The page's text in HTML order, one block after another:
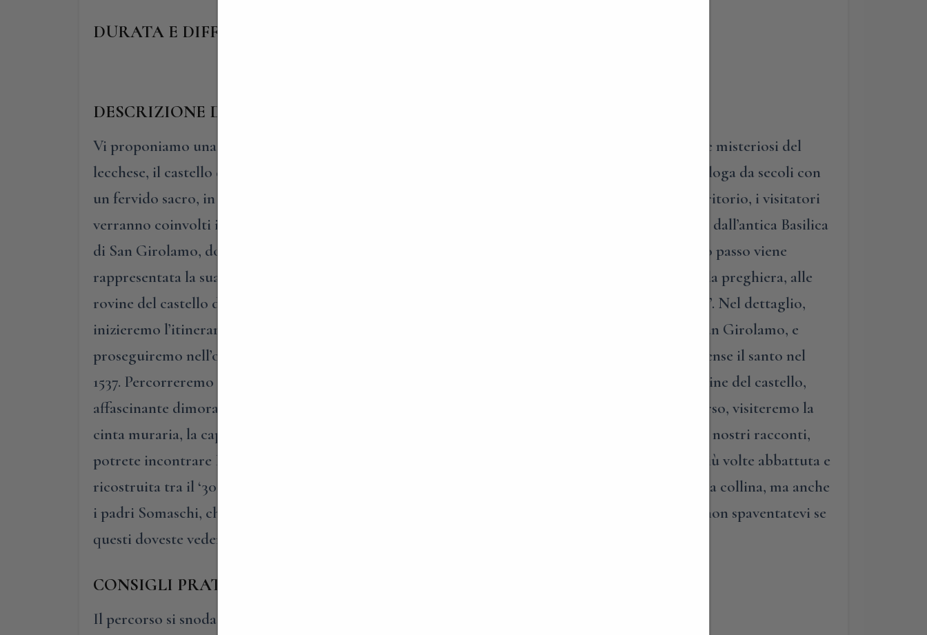
DURATA E DIFFICOLTA’: 2 ore – medio/bassa
DESCRIZIONE DELLA PASSEGGIATA
Vi proponiamo una passeggiata culturale, con visita guidata, in uno dei luoghi più “contrastanti” e misteriosi del
lecchese, il castello di Somasca di Vercurago, dove l’austero profano, di manzoniana memoria, dialoga da secoli con
un fervido sacro, in ricordo di San Girolamo. Qui, da una delle posizioni più panoramiche del territorio, i visitatori
verranno coinvolti in un vero e proprio “percorso ascensionale” al contrario, dal sacro al profano: dall’antica Basilica
di San Girolamo, dove sono custodite le spoglie del santo, alla via delle cappelle, in cui passo dopo passo viene
rappresentata la sua vita; dalla scala santa nella roccia, meravigliosa via dell’eremo che conduce alla preghiera, alle
rovine del castello dell’Innominato, dove Lucia venne rapita da quel misterioso “impronunciabile”. Nel dettaglio,
inizieremo l’itinerario dal grande santuario a tre navate, per raccontarvi la vita straordinaria di San Girolamo, e
proseguiremo nell’oratorio di Maria Madre degli Orfani, in cui è ancora visibile il letto dove si spense il santo nel
1537. Percorreremo la via delle cappellette, incontreremo la scala santa, per poi raggiungere le rovine del castello,
affascinante dimora medioevale più volte abbattuta e ricostruita. Qui, raggiunto l’apice del percorso, visiteremo la
cinta muraria, la cappella di Sant’Ambrogio e la torre, però, se chiuderete gli occhi e ascolterete i nostri racconti,
potrete incontrare Federico Barbarossa o i potenti Benaglio dalla fine del ‘200, vedrete la rocca più volte abbattuta e
ricostruita tra il ‘300 e il ‘500. Incontrerete gli orfanelli di San Girolamo correre tra le viuzze della collina, ma anche
i padri Somaschi, che dal 1628 custodiscono questo straordinario luogo … Mi raccomando però, non spaventatevi se
questi doveste vederli anche ad occhi aperti!
CONSIGLI PRATICI
Il percorso si snoda per circa 2 km tra salite e discese, si consigliano scarpe comode.